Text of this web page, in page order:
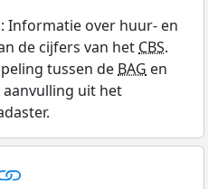
Informatie over huur- en
de cijfers van het CBS.
tussen de BAG en
uit het